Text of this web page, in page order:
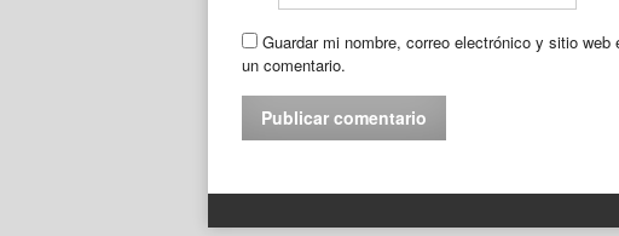
Guardar mi nombre, correo electrónico y sitio
un comentario.